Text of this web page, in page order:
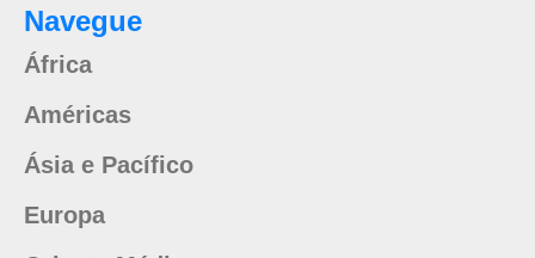
Navegue
África
Américas
Ásia e Pacífico
Europa